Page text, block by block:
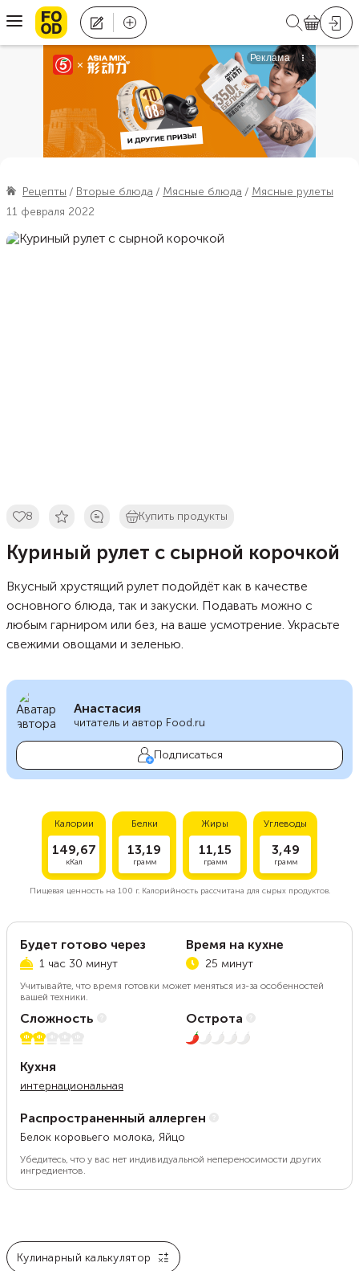
Рецепты Вторые блюда Мясные блюда
Мясные рулеты
11 февраля 2022
8 Купить продукты
Куриный рулет с сырной корочкой
Вкусный хрустящий рулет подойдёт как в качестве
основного блюда, так и закуски. Подавать можно с
любым гарниром или без, на ваше усмотрение. Украсьте
свежими овощами и зеленью.
Анастасия
читатель и автор Food.ru
Подписаться
Калории
149,67
кКал
Белки
13,19
грамм
Жиры
11,15
грамм
Углеводы
3,49
грамм
Пищевая ценность на 100 г.Калорийность рассчитана для сырых продуктов.
Будет готово через
1 час 30 минут
Время на кухне
25 минут
Учитывайте, что время готовки может меняться из-за особенностей
вашей техники.
Сложность
2 из 5
Острота
1 из 5
Кухня
интернациональная
Распространенный аллерген
Белок коровьего молока, Яйцо
Убедитесь, что у вас нет индивидуальной непереносимости других
ингредиентов.
Кулинарный калькулятор